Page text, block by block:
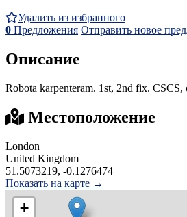
Удалить из избранного
0 Предложения Отправить новое
Описание
Robota karpenteram. 1st, 2nd fix. CSCS,
Местоположение
London
United Kingdom
51.5073219, -0.1276474
Показать на карте →
+